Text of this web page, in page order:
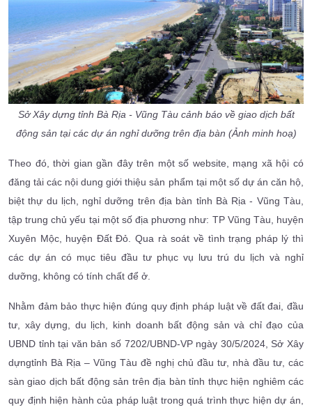
Sở Xây dựng tỉnh Bà Rịa - Vũng Tàu cảnh báo về giao dịch bất
động sản tại các dự án nghỉ dưỡng trên địa bàn (Ảnh minh hoạ)
Theo đó, thời gian gần đây trên một số website, mạng xã hội có
đăng tải các nội dung giới thiệu sản phẩm tại một số dự án căn hộ,
biệt thự du lịch, nghỉ dưỡng trên địa bàn tỉnh Bà Rịa - Vũng Tàu,
tập trung chủ yếu tại một số địa phương như: TP Vũng Tàu, huyện
Xuyên Mộc, huyện Đất Đỏ. Qua rà soát về tình trạng pháp lý thì
các dự án có mục tiêu đầu tư phục vụ lưu trú du lịch và nghỉ
dưỡng, không có tính chất để ở.
Nhằm đảm bảo thực hiện đúng quy định pháp luật về đất đai, đầu
tư, xây dựng, du lịch, kinh doanh bất động sản và chỉ đạo của
UBND tỉnh tại văn bản số 7202/UBND-VP ngày 30/5/2024, Sở Xây
dựngtỉnh Bà Rịa – Vũng Tàu đề nghị chủ đầu tư, nhà đầu tư, các
sàn giao dịch bất động sản trên địa bàn tỉnh thực hiện nghiêm các
quy định hiện hành của pháp luật trong quá trình thực hiện dự án,